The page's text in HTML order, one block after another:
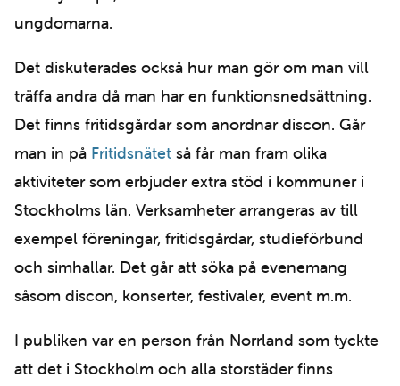
ungdomarna.
Det diskuterades också hur man gör om man vill
träffa andra då man har en funktionsnedsättning.
Det finns fritidsgårdar som anordnar discon. Går
man in på Fritidsnätet så får man fram olika
aktiviteter som erbjuder extra stöd i kommuner i
Stockholms län. Verksamheter arrangeras av till
exempel föreningar, fritidsgårdar, studieförbund
och simhallar. Det går att söka på evenemang
såsom discon, konserter, festivaler, event m.m.
I publiken var en person från Norrland som tyckte
att det i Stockholm och alla storstäder finns